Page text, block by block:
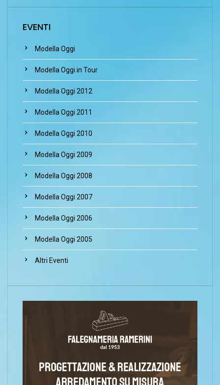
EVENTI
Modella Oggi
Modella Oggi in Tour
Modella Oggi 2012
Modella Oggi 2011
Modella Oggi 2010
Modella Oggi 2009
Modella Oggi 2008
Modella Oggi 2007
Modella Oggi 2006
Modella Oggi 2005
Altri Eventi